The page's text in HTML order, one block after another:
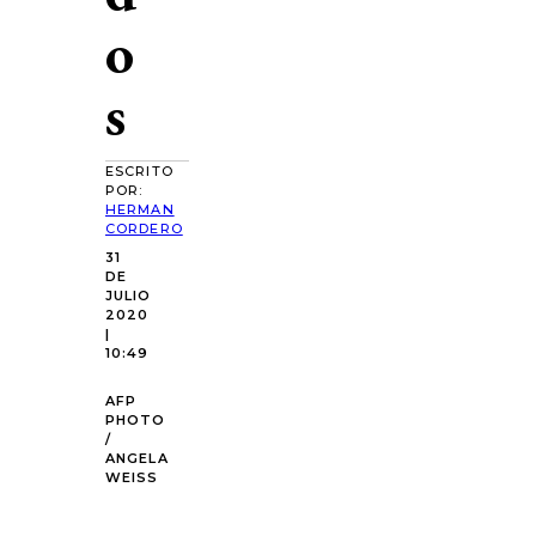
o
s
ESCRITO
POR:
HERMAN
CORDERO
31
DE
JULIO
2020
|
10:49
AFP
PHOTO
/
ANGELA
WEISS